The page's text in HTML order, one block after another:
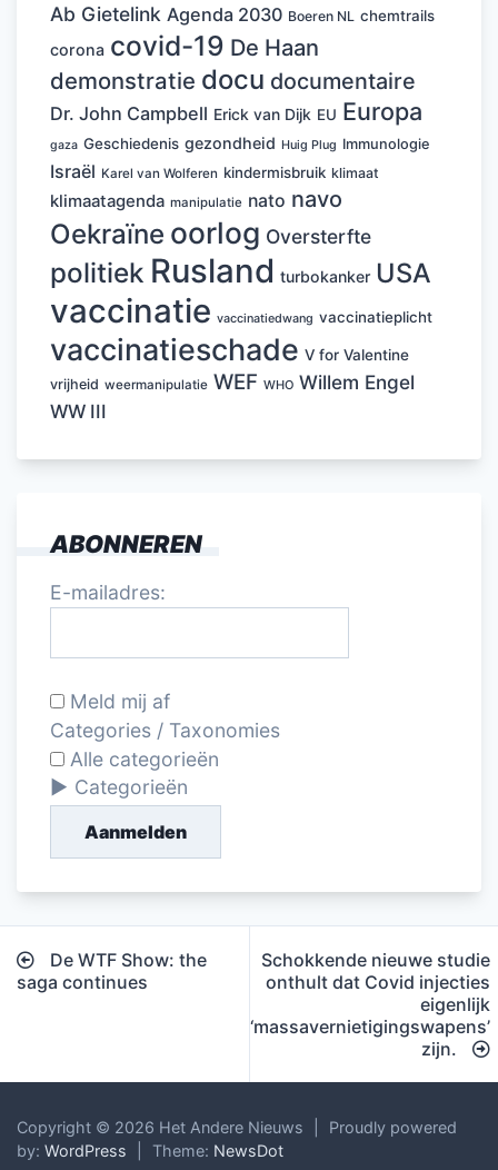
Ab Gietelink Agenda 2030 Boeren NL chemtrails
corona covid-19 De Haan
demonstratie docu documentaire
Dr. John Campbell Erick van Dijk EU Europa
gaza Geschiedenis gezondheid Huig Plug Immunologie
Israël Karel van Wolferen kindermisbruik klimaat
klimaatagenda manipulatie nato navo
Oekraïne oorlog Oversterfte
politiek Rusland turbokanker USA
vaccinatie vaccinatiedwang vaccinatieplicht
vaccinatieschade V for Valentine
vrijheid weermanipulatie WEF WHO Willem Engel
WW III
ABONNEREN
E-mailadres:
Meld mij af
Categories / Taxonomies
Alle categorieën
Categorieën
Aanmelden
Bericht
navigatie
De WTF Show: the
saga continues
Schokkende nieuwe studie
onthult dat Covid injecties
eigenlijk
‘massavernietigingswapens’
zijn.
Copyright © 2026 Het Andere Nieuws
Proudly powered
by: WordPress Theme: NewsDot